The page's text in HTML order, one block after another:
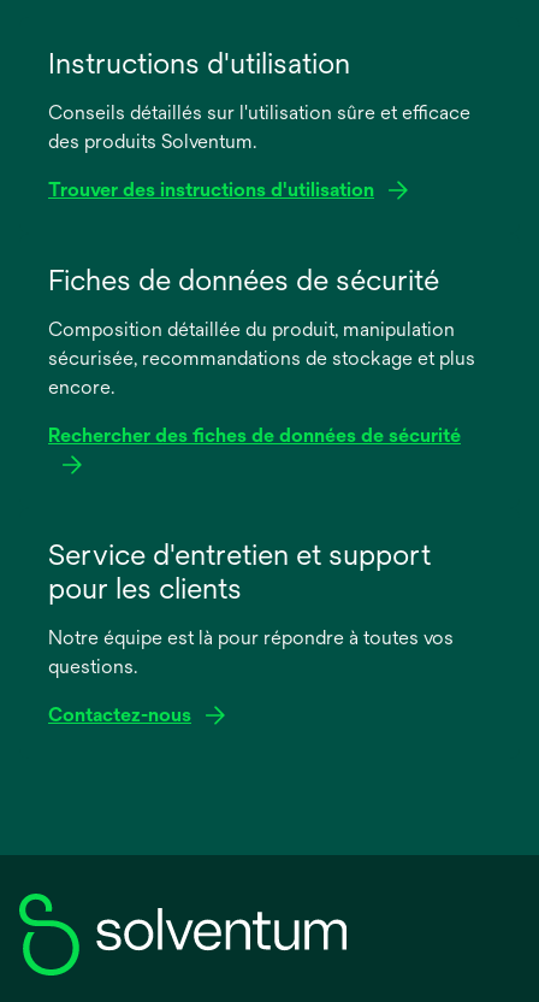
Instructions d'utilisation
Conseils détaillés sur l'utilisation sûre et efficace
des produits Solventum.
Trouver des instructions d'utilisation
dans
nouvel
onglet
Fiches de données de sécurité
Composition détaillée du produit, manipulation
sécurisée, recommandations de stockage et plus
encore.
Rechercher des fiches de données de sécurité
dans
nouvel
onglet
Service d'entretien et support
pour les clients
Notre équipe est là pour répondre à toutes vos
questions.
Contactez-nous